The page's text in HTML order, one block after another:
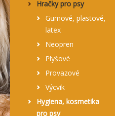
Hračky pro psy
Gumové, plastové,
latex
Neopren
Plyšové
Provazové
Výcvik
Hygiena, kosmetika
pro psy